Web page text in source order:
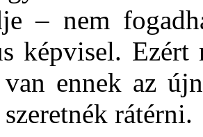
– nem
képvisel.
van ennek az
rátérni.